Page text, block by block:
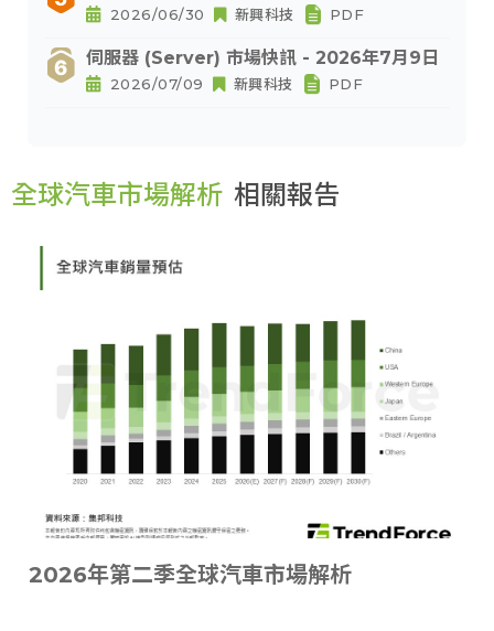
2026/06/30 新興科技 PDF
伺服器 (Server) 市場快訊 - 2026年7月9日
2026/07/09 新興科技 PDF
全球汽車市場解析 相關報告
2026年第二季全球汽車市場解析